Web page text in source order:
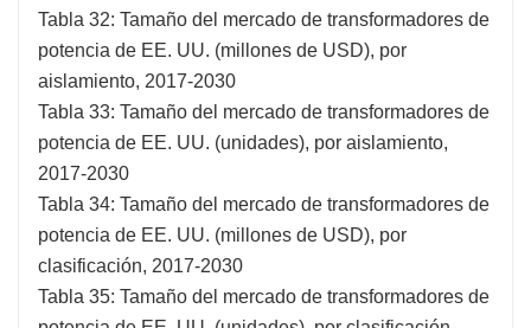
Tabla 32: Tamaño del mercado de transformadores de
potencia de EE. UU. (millones de USD), por
aislamiento, 2017-2030
Tabla 33: Tamaño del mercado de transformadores de
potencia de EE. UU. (unidades), por aislamiento,
2017-2030
Tabla 34: Tamaño del mercado de transformadores de
potencia de EE. UU. (millones de USD), por
clasificación, 2017-2030
Tabla 35: Tamaño del mercado de transformadores de